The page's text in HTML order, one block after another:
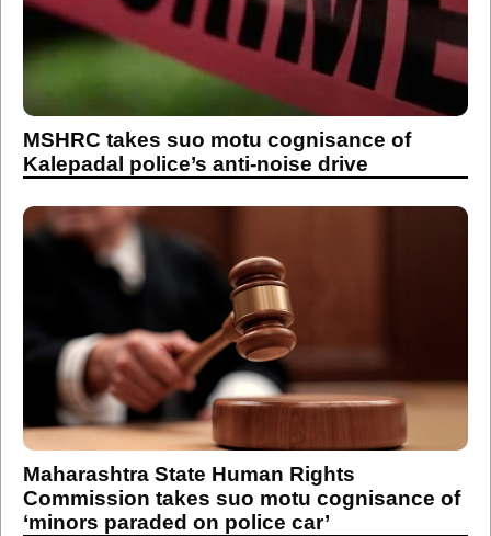
MSHRC takes suo motu cognisance of
Kalepadal police’s anti-noise drive
Maharashtra State Human Rights
Commission takes suo motu cognisance of
‘minors paraded on police car’